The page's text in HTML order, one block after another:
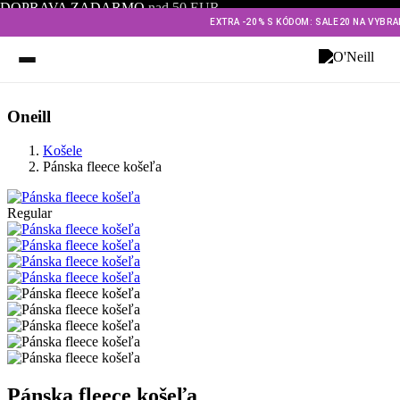
DOPRAVA ZADARMOnad 50 EUR
EXTRA -20% S KÓDOM: SALE20 NA
Oneill
Košele
Pánska fleece košeľa
Regular